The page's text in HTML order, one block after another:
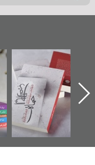
"حماة الباب الأخير":
الإصدار الأول عن
اعتصام الدراز
وأحداث ساحة
الفداء لمركز أوال
للدراسات والتوثيق